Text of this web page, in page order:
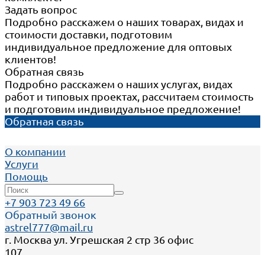
Задать вопрос
Подробно расскажем о наших товарах, видах и
стоимости доставки, подготовим
индивидуальное предложение для оптовых
клиентов!
Обратная связь
Подробно расскажем о наших услугах, видах
работ и типовых проектах, рассчитаем стоимость
и подготовим индивидуальное предложение!
Обратная связь
О компании
Услуги
Помощь
+7 903 723 49 66
Обратный звонок
astrel777@mail.ru
г. Москва ул. Угрешская 2 стр 36 офис
107